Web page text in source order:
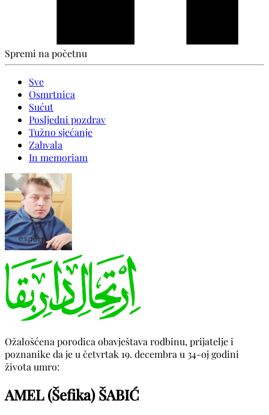
Spremi na početnu
Sve
Osmrtnica
Sućut
Posljedni pozdrav
Tužno sjećanje
Zahvala
In memoriam
Ožalošćena porodica obavještava rodbinu, prijatelje i
poznanike da je u četvrtak 19. decembra u 34-oj godini
života umro:
AMEL (Šefika) ŠABIĆ